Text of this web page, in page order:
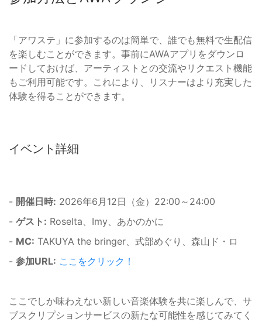
「アワステ」に参加するのは簡単で、誰でも無料で生配信
を楽しむことができます。事前にAWAアプリをダウンロ
ードしておけば、アーティストとの交流やリクエスト機能
もご利用可能です。これにより、リスナーはより充実した
体験を得ることができます。
イベント詳細
- 開催日時: 2026年6月12日（金）22:00～24:00
- ゲスト: Roselta、Imy、あかのかに
- MC: TAKUYA the bringer、式部めぐり、森山ド・ロ
- 参加URL: ここをクリック！
ここでしか味わえない新しい音楽体験を共に楽しんで、サ
ブスクリプションサービスの新たな可能性を感じてみてく